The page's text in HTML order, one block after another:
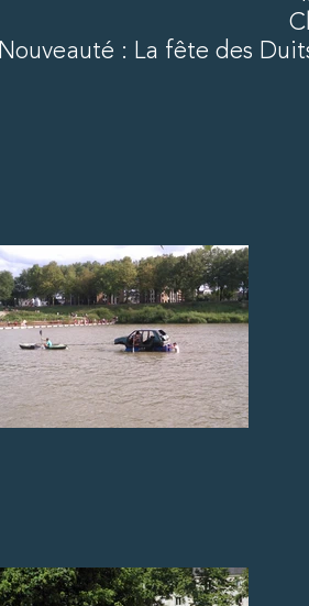
Nouveauté : La fête des